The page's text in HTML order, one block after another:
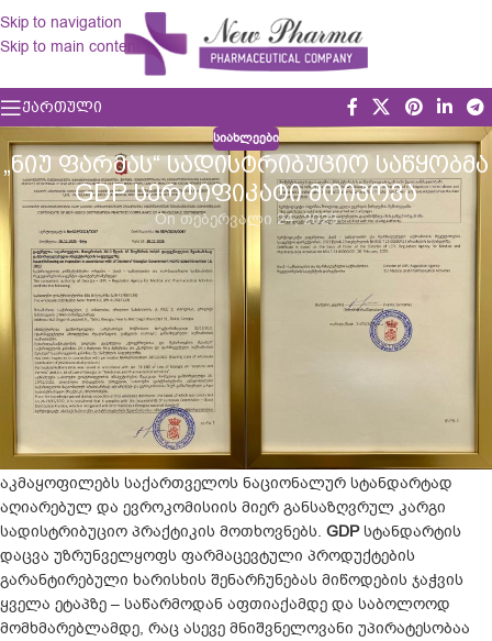
Skip to navigation
Skip to main content
ᲥᲐᲠᲗᲣᲚᲘ
ᲡᲘᲐᲮᲚᲔᲔᲑᲘ
„ᲜᲘᲣ ᲤᲐᲠᲛᲐᲡ“ ᲡᲐᲓᲘᲡᲢᲠᲘᲑᲣᲪᲘᲝ ᲡᲐᲬᲧᲝᲑᲛᲐ
GDP ᲡᲔᲠᲢᲘᲤᲘᲙᲐᲢᲘ ᲛᲝᲘᲞᲝᲕᲐ
On თებერვალი 24, 2023
ევროკავშირის და მსოფლიოს განვითარებულ ქვეყნებში
ფარმაცევტული პროდუქციის დისტრიბუტორებისთვისGDP
(Good Distribution Practice) სტანდარტის დაცვა სავალდებულოა.
საქართველოც შეუერთდა ამ საერთაშორისო მოთხოვნას, რის
საფუძველზეც„ნიუ ფარმას“ სადისტრიბუციო საწყობის
ინსპექტირება სტანდარტის შესაბამისობაზე წარმატებით
ჩატარდა და„ნიუ ფარმამ“
პრაქტიკა) სერტიფიკატი მოიპოვა.
სერტიფიკატი ადასტურებს, რომ „ნიუ ფარმას“საბაჟო საწყობი
აკმაყოფილებს საქართველოს ნაციონალურ სტანდარტად
აღიარებულ და ევროკომისიის მიერ განსაზღვრულ კარგი
სადისტრიბუციო პრაქტიკის მოთხოვნებს. GDPსტანდარტის
დაცვა უზრუნველყოფს ფარმაცევტული პროდუქტების
გარანტირებული ხარისხის შენარჩუნებას მიწოდების ჯაჭვის
ყველა ეტაპზე – საწარმოდან აფთიაქამდე და საბოლოოდ
მომხმარებლამდე, რაც ასევე მნიშვნელოვანი უპირატესობაა